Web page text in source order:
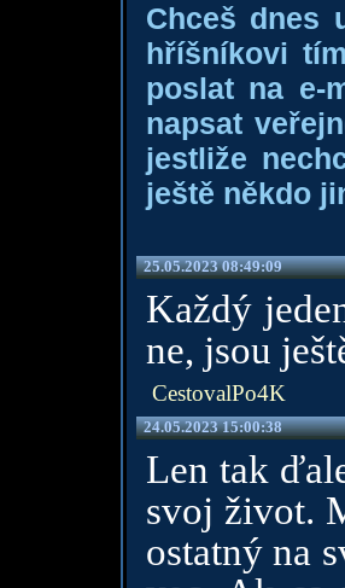
Chceš dnes
hříšníkovi
poslat na e-
napsat
jestliže
ještě někdo
25.05.2023 08:49:09
Každý
ne, jsou
CestovalPo4K
24.05.2023 15:00:38
Len tak
svoj život.
ostatný na